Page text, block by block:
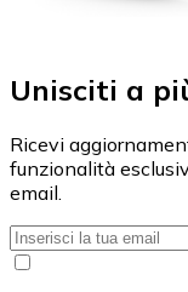
Unisciti a
Ricevi
funzionalità
email.